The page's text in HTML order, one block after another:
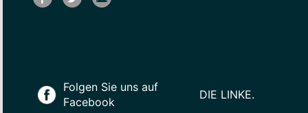
Folgen Sie uns auf
Facebook
DIE LINKE.